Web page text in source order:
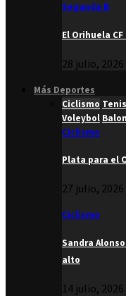
Segunda B
El Orihuela
28 julio, 2026
Más Deportes
Ciclismo Tenis
Voleybol
Ciclismo
Plata para el
27 julio, 2026
Ciclismo
Sandra
alto
14 julio, 2026